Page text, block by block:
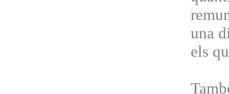
una
els